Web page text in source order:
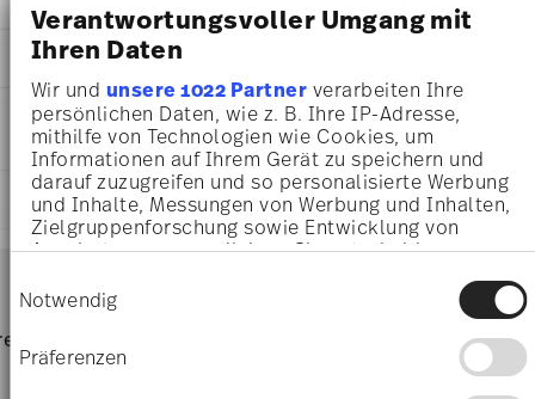
Verantwortungsvoller Umgang mit
Ihren Daten
Wir und unsere 1022 Partnerverarbeiten Ihre
persönlichen Daten, wie z. B. Ihre IP-Adresse,
mithilfe von Technologien wie Cookies, um
Informationen auf Ihrem Gerät zu speichern und
darauf zuzugreifen und so personalisierte Werbung
und Inhalte, Messungen von Werbung und Inhalten,
Zielgruppenforschung sowie Entwicklung von
Angeboten zu ermöglichen. Sie entscheiden
Sie können Ihre Einwilligung jederzeit über die
Cookie-Erklärung oder durch Klicken auf das
Privacy Trigger Symbol ändern oder widerrufen
Notwendig
Präferenzen
Rosenthal
Glass Objects
Verre
69226-321684-47013
4012438592329
IT
2026
Rond
DIMENSIONS
19,00 cm
19,00 cm
19,00 cm
14,00 cm
1,38 kg
2,02 kg
12,6800 dm³
INSTRUCTIONS D'ENTRETIEN ET DE
SÉCURITÉ
EXPÉDITION ET RETOURS
d'expédition & durée de livraison
Services